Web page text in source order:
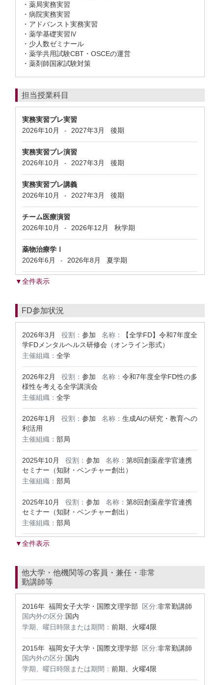
・薬局実務実習
・病院実務実習
・アドバンスト実務実習
・薬学基礎実習Ⅳ
・少人数ゼミナール
・薬学共用試験CBT・OSCEの運営
・薬剤師国家試験対策
担当授業科目
実務実習プレ実習
2026年10月
- 2027年3月 後期
実務実習プレ演習
2026年10月
- 2027年3月 後期
実務実習プレ講義
2026年10月
- 2027年3月 後期
チーム医療演習
2026年10月
- 2026年12月 秋学期
薬物治療学Ⅰ
2026年6月
- 2026年8月 夏学期
▼全件表示
FD参加状況
2026年3月 役割： 参加 名称：
【全学FD】令和7年度全
学FDメンタルヘルス研修会（オンライン形式）
主催組織： 全学
2026年2月 役割： 参加 名称： 令和7年度全学FD性の多
様性を考える全学講演会
主催組織： 全学
2026年1月 役割： 参加 名称： 生成AIの研究・教育への
利活用
主催組織： 部局
2025年10月 役割： 参加 名称： 第8回創薬産学官連携
セミナー（知財・ベンチャー創出）
主催組織： 部局
2025年10月 役割： 参加 名称： 第8回創薬産学官連携
セミナー（知財・ベンチャー創出）
主催組織： 部局
▼全件表示
他大学・他機関等の客員・兼任・非常
勤講師等
2016年 福岡女子大学・国際文理学部 区分:非常勤講師
国内外の区分:国内
学期、曜日時限または期間： 前期、火曜4限
2015年 福岡女子大学・国際文理学部 区分:非常勤講師
国内外の区分:国内
学期、曜日時限または期間： 前期、火曜4限